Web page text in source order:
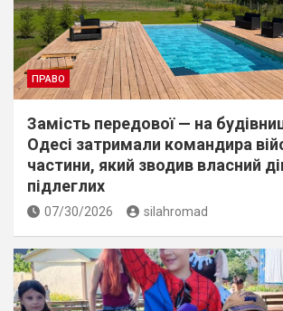
ПРАВО
Замість передової — на
Одесі затримали командира
частини, який зводив власний
підлеглих
07/30/2026 silahromad